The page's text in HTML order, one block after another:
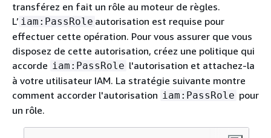
transférez en fait un rôle au moteur de règles.
L’ iam:PassRole autorisation est requise pour
effectuer cette opération. Pour vous assurer que vous
disposez de cette autorisation, créez une politique qui
accorde iam:PassRole l'autorisation et attachez-la
à votre utilisateur IAM. La stratégie suivante montre
comment accorder l'autorisation iam:PassRole pour
un rôle.